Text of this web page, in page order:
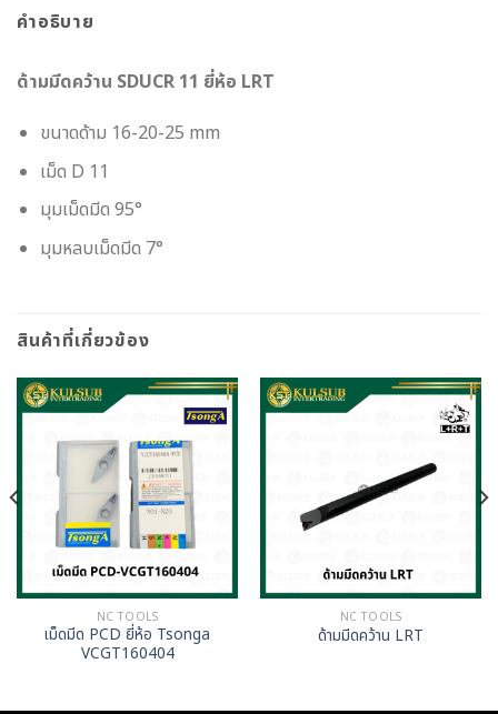
คำอธิบาย
ด้ามมีดคว้าน SDUCR 11 ยี่ห้อ LRT
ขนาดด้าม 16-20-25 mm
เม็ด D 11
มุมเม็ดมีด 95°
มุมหลบเม็ดมีด 7°
สินค้าที่เกี่ยวข้อง
NC TOOLS
เม็ดมีด PCD ยี่ห้อ Tsonga
VCGT160404
NC TOOLS
ด้ามมีดคว้าน LRT